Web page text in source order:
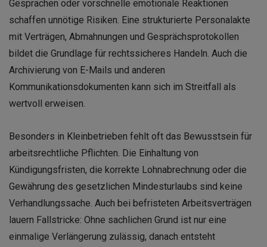
Gesprächen oder vorschnelle emotionale Reaktionen
schaffen unnötige Risiken. Eine strukturierte Personalakte
mit Verträgen, Abmahnungen und Gesprächsprotokollen
bildet die Grundlage für rechtssicheres Handeln. Auch die
Archivierung von E-Mails und anderen
Kommunikationsdokumenten kann sich im Streitfall als
wertvoll erweisen.
Besonders in Kleinbetrieben fehlt oft das Bewusstsein für
arbeitsrechtliche Pflichten. Die Einhaltung von
Kündigungsfristen, die korrekte Lohnabrechnung oder die
Gewährung des gesetzlichen Mindesturlaubs sind keine
Verhandlungssache. Auch bei befristeten Arbeitsverträgen
lauern Fallstricke: Ohne sachlichen Grund ist nur eine
einmalige Verlängerung zulässig, danach entsteht